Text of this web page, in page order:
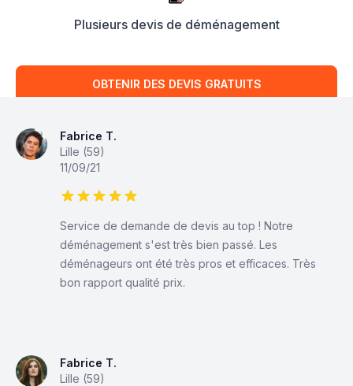
Plusieurs devis de déménagement
OBTENIR DES DEVIS GRATUITS
Fabrice T.
Lille (59)
11/09/21
Service de demande de devis au top ! Notre
déménagement s'est très bien passé. Les
déménageurs ont été très pros et efficaces. Très
bon rapport qualité prix.
Fabrice T.
Lille (59)